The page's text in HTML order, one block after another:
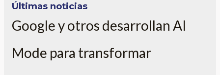
Últimas noticias
Google y otros desarrollan AI
Mode para transformar